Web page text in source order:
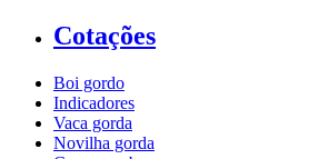
Cotações
Boi gordo
Indicadores
Vaca gorda
Novilha gorda